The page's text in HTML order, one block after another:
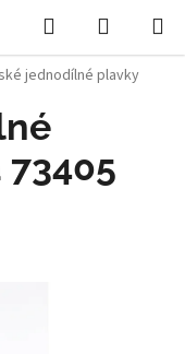
Hledat
KOŠÍK
jednodílné plavky